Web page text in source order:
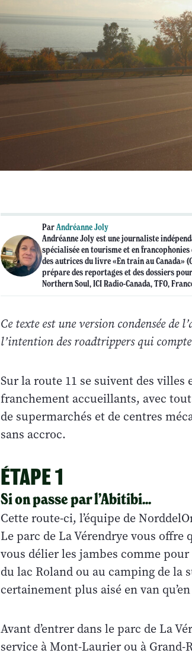
ParAndréanne Joly
Andréanne Joly est une journaliste
spécialisée en tourisme et en francophonies
des autrices du livre «En train au Canada»
prépare des reportages et des dossiers
Northern Soul, ICI Radio-Canada, TFO,
Ce texte est une version condensée de
l’intention des roadtrippers qui
Sur la route 11 se suivent des
franchement accueillants, avec
de supermarchés et de centres
sans accroc.
ÉTAPE 1
Si on passe par l’Abitibi...
Cette route-ci, l’équipe de
Le parc de La Vérendrye vous
vous délier les jambes comme
du lac Roland ou au camping de la
certainement plus aisé en van qu’en
Avant d’entrer dans le parc de La
service à Mont-Laurier ou à Grand-